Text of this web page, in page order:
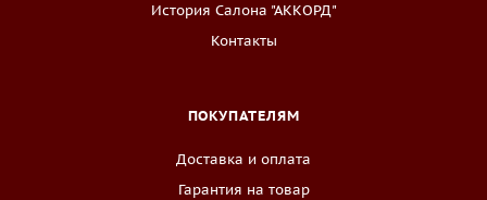
История Салона "АККОРД"
Контакты
ПОКУПАТЕЛЯМ
Доставка и оплата
Гарантия на товар